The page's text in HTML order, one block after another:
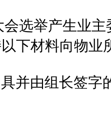
选举产生业
下材料向物
具并由组长签